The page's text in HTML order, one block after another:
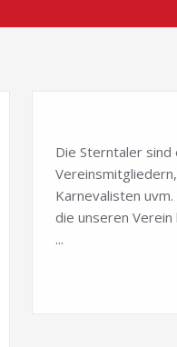
Die Sterntaler sind
Karnevalisten
die unseren
...